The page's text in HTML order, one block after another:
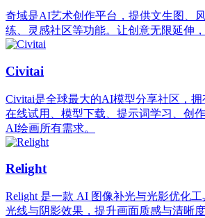
奇域是AI艺术创作平台，提供文生图、
练、灵感社区等功能。让创意无限延伸
Civitai
Civitai是全球最大的AI模型分享社区，拥
在线试用、模型下载、提示词学习、创
AI绘画所有需求。
Relight
Relight 是一款 AI 图像补光与光影优化
光线与阴影效果，提升画面质感与清晰